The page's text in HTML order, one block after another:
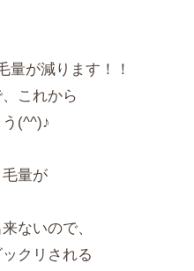
量が減ります！！
これから
(^^)♪
量が
ないので、
クリされる